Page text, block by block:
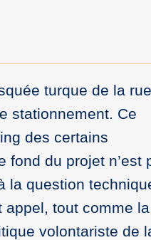
turque de la rue
stationnement. Ce
des certains
du projet n’est
la question
appel, tout comme la
volontariste de